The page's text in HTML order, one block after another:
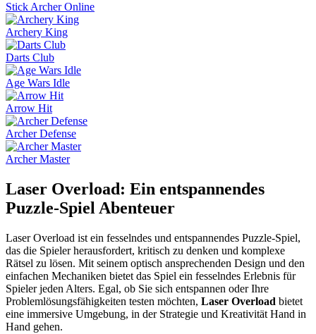
Stick Archer Online
Archery King
Darts Club
Age Wars Idle
Arrow Hit
Archer Defense
Archer Master
Laser Overload: Ein entspannendes
Puzzle-Spiel Abenteuer
Laser Overload ist ein fesselndes und entspannendes Puzzle-Spiel,
das die Spieler herausfordert, kritisch zu denken und komplexe
Rätsel zu lösen. Mit seinem optisch ansprechenden Design und den
einfachen Mechaniken bietet das Spiel ein fesselndes Erlebnis für
Spieler jeden Alters. Egal, ob Sie sich entspannen oder Ihre
Problemlösungsfähigkeiten testen möchten, Laser Overload bietet
eine immersive Umgebung, in der Strategie und Kreativität Hand in
Hand gehen.